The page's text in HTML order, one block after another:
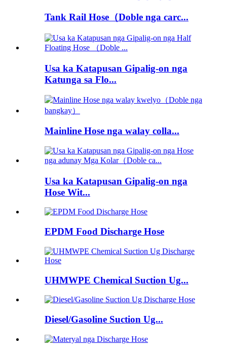
Tank Rail Hose（Doble nga carc...
Usa ka Katapusan Gipalig-on nga
Katunga sa Flo...
Mainline Hose nga walay colla...
Usa ka Katapusan Gipalig-on nga
Hose Wit...
EPDM Food Discharge Hose
UHMWPE Chemical Suction Ug...
Diesel/Gasoline Suction Ug...